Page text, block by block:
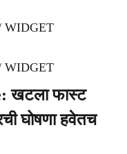
WIDGET
WIDGET
खटला फास्ट
घोषणा हवेतच